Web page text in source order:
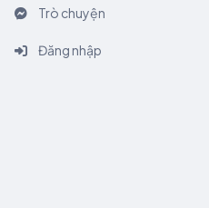
Trò chuyện
Đăng nhập